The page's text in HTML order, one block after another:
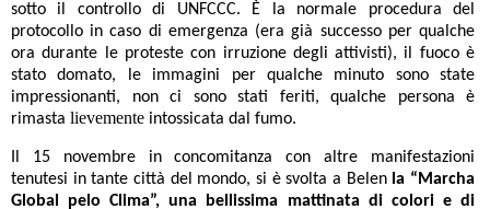
sotto il controllo di UNFCCC. È la normale procedura del
protocollo in caso di emergenza (era già successo per qualche
ora durante le proteste con irruzione degli attivisti), il fuoco è
stato domato, le immagini per qualche minuto sono state
impressionanti, non ci sono stati feriti, qualche persona è
rimasta lievemente intossicata dal fumo.
Il 15 novembre in concomitanza con altre manifestazioni
tenutesi in tante città del mondo, si è svolta a Belen la “Marcha
Global pelo Clima”, una bellissima mattinata di colori e di